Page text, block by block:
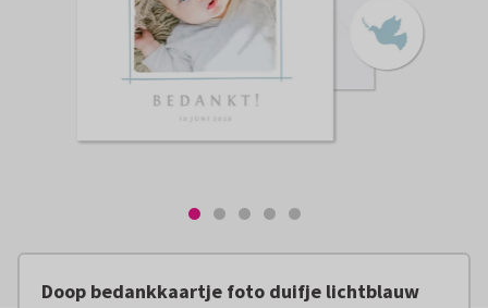
Doop bedankkaartje foto duifje lichtblauw